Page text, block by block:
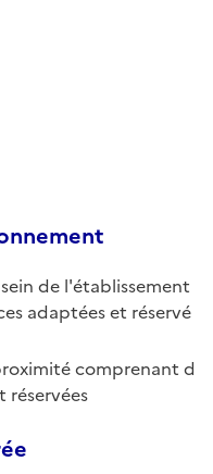
de l'établissement
adaptées et réservé
comprenant d
réservées